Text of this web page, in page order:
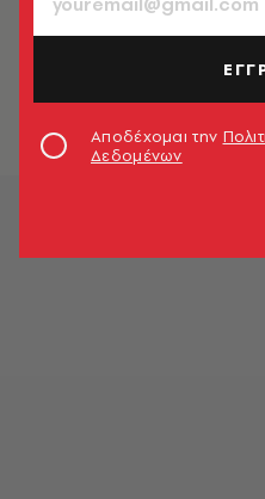
27ο
Αποδέχομαι την
Δεδομένων